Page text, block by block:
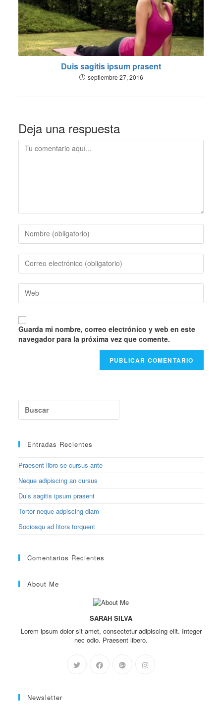
Duis sagitis ipsum prasent
septiembre 27, 2016
Deja una respuesta
Comentario
Introduce
o
nombre
usuario
para
Introduce
de
correo
para
comentar
Introduce
de
tu
web
Guarda mi nombre, correo electrónico y web en este
navegador para la próxima vez que comente.
Entradas Recientes
Praesent libro se cursus ante
Neque adipiscing an cursus
Duis sagitis ipsum prasent
Tortor neque adpiscing diam
Sociosqu ad litora torquent
Comentarios Recientes
About Me
SARAH SILVA
Lorem ipsum dolor sit amet, consectetur adipiscing elit. Integer
nec odio. Praesent libero.
Newsletter